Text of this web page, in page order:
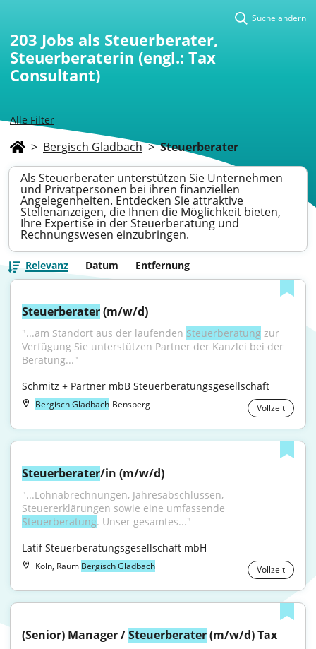
Alle Filter
Suche ändern
203 Jobs als Steuerberater,
Steuerberaterin (engl.: Tax
Consultant)
> Bergisch Gladbach > Steuerberater
Als Steuerberater unterstützen Sie Unternehmen
und Privatpersonen bei ihren finanziellen
Angelegenheiten. Entdecken Sie attraktive
Stellenanzeigen, die Ihnen die Möglichkeit bieten,
Ihre Expertise in der Steuerberatung und
Rechnungswesen einzubringen.
Relevanz Datum Entfernung
Steuerberater (m/w/d)
"...am Standort aus der laufenden Steuerberatung zur
Verfügung Sie unterstützen Partner der Kanzlei bei der
Beratung..."
Schmitz + Partner mbB Steuerberatungsgesellschaft
Bergisch Gladbach-Bensberg Vollzeit
Steuerberater/in (m/w/d)
"...Lohnabrechnungen, Jahresabschlüssen,
Steuerberatung. Unser gesamtes..."
Latif Steuerberatungsgesellschaft mbH
Köln, Raum Bergisch Gladbach Vollzeit
(Senior) Manager / Steuerberater (m/w/d) Tax